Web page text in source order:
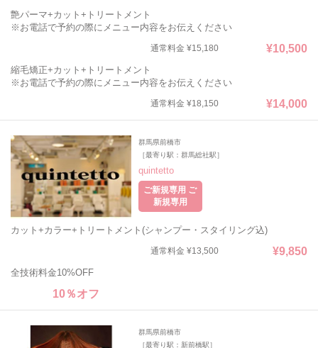
艶パーマ+カット+トリートメント
※お電話で予約の際にメニュー内容をお伝えください
通常料金 ¥15,180 ¥10,500
縮毛矯正+カット+トリートメント
※お電話で予約の際にメニュー内容をお伝えください
通常料金 ¥18,150 ¥14,000
群馬県前橋市
［最寄り駅：群馬総社駅］
quintetto
ご新規専用 ご
新規専用
カット+カラー+トリートメント(シャンプー・スタイリング込)
通常料金 ¥13,500 ¥9,850
全技術料金10%OFF
10％オフ
群馬県前橋市
［最寄り駅：新前橋駅］